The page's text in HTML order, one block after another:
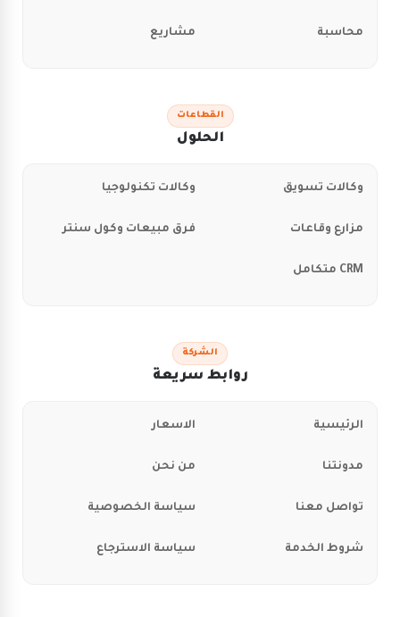
محاسبة مشاريع
القطاعات
الحلول
وكالات تسويق وكالات تكنولوجيا
مزارع وقاعات فرق مبيعات وكول سنتر
CRM متكامل
الشركة
روابط سريعة
الرئيسية الاسعار
مدونتنا من نحن
تواصل معنا سياسة الخصوصية
شروط الخدمة سياسة الاسترجاع